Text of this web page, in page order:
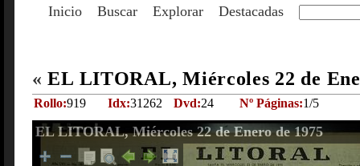
Inicio Buscar Explorar Destacadas
« EL LITORAL, Miércoles 22 de
Rollo:919 Idx:31262 Dvd:24 Nº Páginas:1/5
EL LITORAL, Miércoles 22 de Enero de 1975